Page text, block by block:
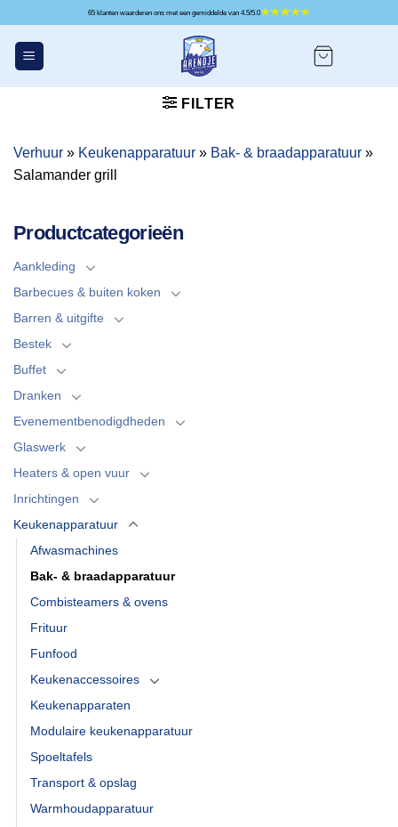
inhoud
65 klanten waarderen ons met een gemiddelde van 4.5/5.0
FILTER
Verhuur » Keukenapparatuur » Bak- & braadapparatuur »
Salamander grill
Productcategorieën
Aankleding
Barbecues & buiten koken
Barren & uitgifte
Bestek
Buffet
Dranken
Evenementbenodigdheden
Glaswerk
Heaters & open vuur
Inrichtingen
Keukenapparatuur
Afwasmachines
Bak- & braadapparatuur
Combisteamers & ovens
Frituur
Funfood
Keukenaccessoires
Keukenapparaten
Modulaire keukenapparatuur
Spoeltafels
Transport & opslag
Warmhoudapparatuur